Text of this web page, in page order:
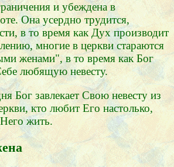
и убеждена в
Она усердно трудится,
в то время как Дух производит
многие в церкви стараются
женами", в то время как Бог
любящую невесту.
Бог завлекает Свою невесту из
кто любит Его настолько,
жить.